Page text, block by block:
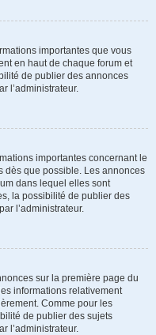
importantes que vous
en haut de chaque forum et
de publier des annonces
l’administrateur.
importantes concernant le
dès que possible. Les annonces
dans lequel elles sont
la possibilité de publier des
l’administrateur.
sur la première page du
informations relativement
Comme pour les
de publier des sujets
l’administrateur.